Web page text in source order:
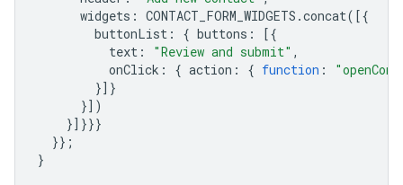
widgets : CONTACT_FORM_WIDGETS .concat([{
buttonList : { buttons :
[{
text : "Review and submit" ,
onClick : { action : { function :
}]}
}])
}]}}}
}};
}